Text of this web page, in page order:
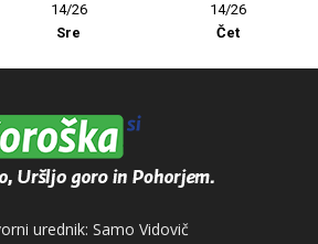
14/26
Sre
14/26
Čet
urednik: Samo Vidovič